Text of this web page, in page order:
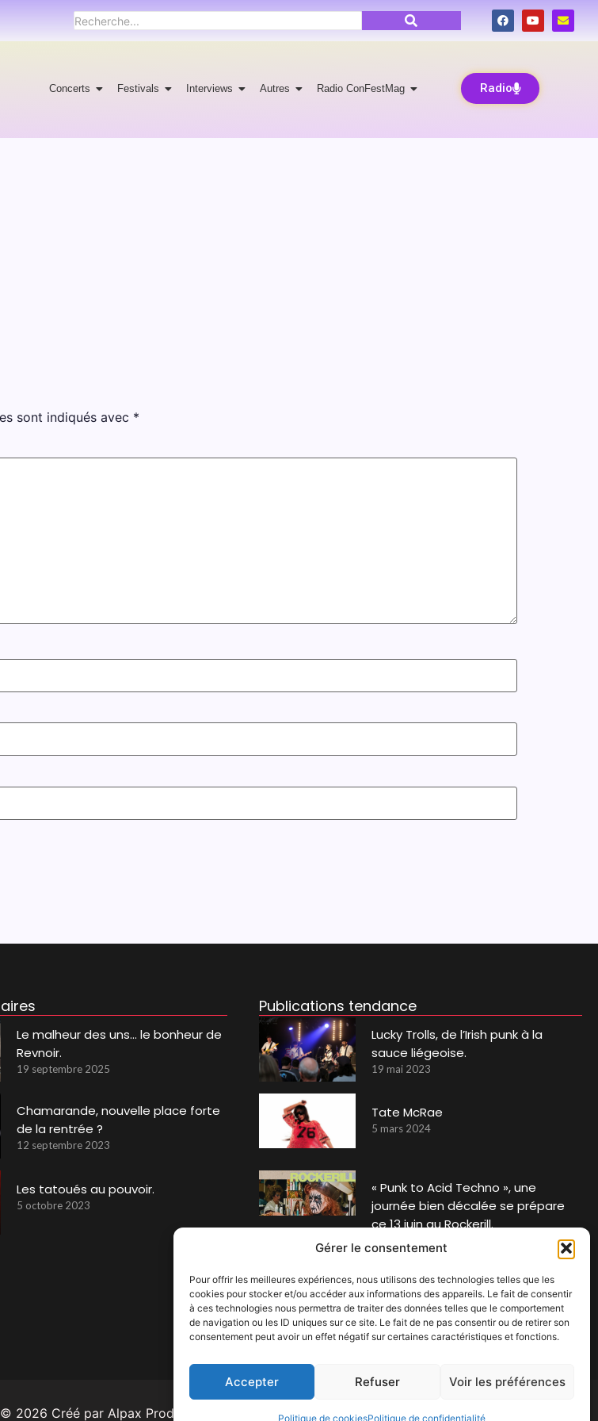
Gérer le consentement
Pour offrir les meilleures expériences, nous utilisons des technologies telles que les
cookies pour stocker et/ou accéder aux informations des appareils. Le fait de consentir
à ces technologies nous permettra de traiter des données telles que le comportement
de navigation ou les ID uniques sur ce site. Le fait de ne pas consentir ou de retirer son
consentement peut avoir un effet négatif sur certaines caractéristiques et fonctions.
Accepter Refuser Voir les préférences
Politique de cookiesPolitique de confidentialité
Concerts Festivals Interviews Autres Radio ConFestMag Radio
sont indiqués avec *
Le malheur des uns… le bonheur de
Revnoir.
19 septembre 2025
Chamarande, nouvelle place forte
de la rentrée ?
12 septembre 2023
Les tatoués au pouvoir.
5 octobre 2023
Publications tendance
Lucky Trolls, de l’Irish punk à la
sauce liégeoise.
19 mai 2023
Tate McRae
5 mars 2024
« Punk to Acid Techno », une
journée bien décalée se prépare
ce 13 juin au Rockerill.
Le Heavy metal selon la petite
Bédéthèque des Savoirs
26 mai 2021
© 2026 Créé par Alpax Production